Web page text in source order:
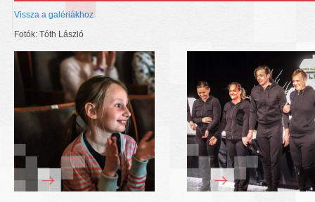
Vissza a galériákhoz
Fotók: Tóth László